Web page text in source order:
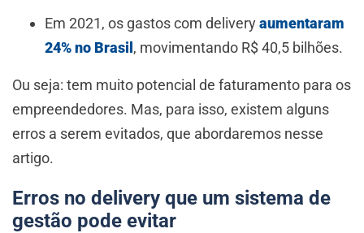
Em 2021, os gastos com deliveryaumentaram
24% no Brasil , movimentando R$ 40,5 bilhões.
Ou seja: tem muito potencial de faturamento para os
empreendedores. Mas, para isso, existem alguns
erros a serem evitados, que abordaremos nesse
artigo.
Erros no delivery que um sistema de
gestão pode evitar